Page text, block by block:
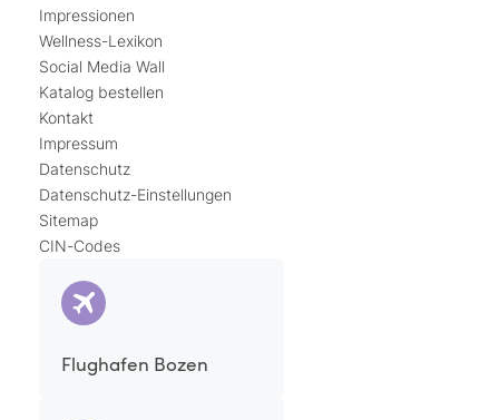
Impressionen
Wellness-Lexikon
Social Media Wall
Katalog bestellen
Kontakt
Impressum
Datenschutz
Datenschutz-Einstellungen
Sitemap
CIN-Codes
Flughafen Bozen